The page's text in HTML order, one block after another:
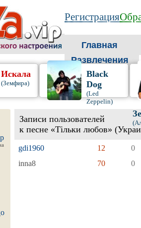
Регистрация
Главная
Развлечения
Искала
(Земфира)
Black
Dog
(Led
Zeppelin)
Записи пользователей
к песне «Тiльки любов»
gdi1960 12
0
inna8
70 0